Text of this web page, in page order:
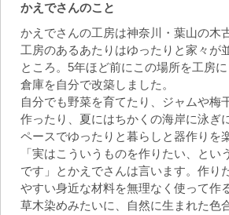
かえでさんのこと
かえでさんの工房は神奈川・葉山の木
工房のあるあたりはゆったりと家々が
ところ。5年ほど前にこの場所を工房
倉庫を自分で改築しました。
自分でも野菜を育てたり、ジャムや梅
作ったり、夏にはちかくの海岸に泳ぎ
ペースでゆったりと暮らしと器作りを
「実はこういうものを作りたい、とい
です」とかえでさんは言います。作り
やすい身近な材料を無理なく使って作
草木染めみたいに、自然に生まれた色